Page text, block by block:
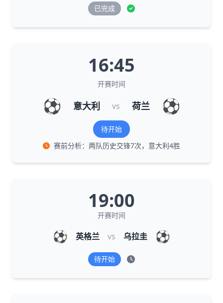
已完成
16:45
开赛时间
⚽ 意大利 vs 荷兰 ⚽
待开始
赛前分析：两队历史交锋7次，意大利4胜
19:00
开赛时间
⚽ 英格兰 vs 乌拉圭 ⚽
待开始